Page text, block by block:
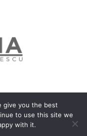
fișierele cookies
give you the best
to use this site we
with it.